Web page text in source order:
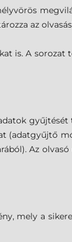
az
is. A sorozat
gyűjtését
(adatgyűjtő
Az
mely a